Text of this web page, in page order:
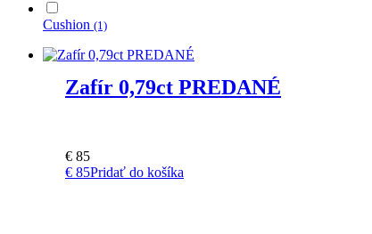
Cushion (1)
Zafír 0,79ct PREDANÉ
€ 85
€ 85Pridať do košíka